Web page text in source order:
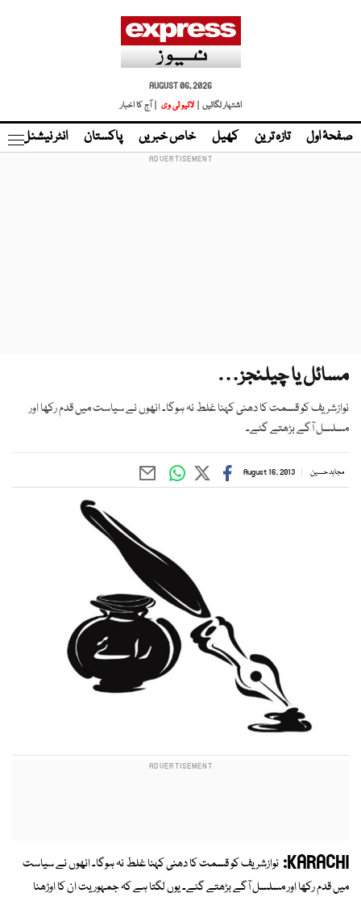
AUGUST 06, 2026
اشتہار لگائیں |
لائیو ٹی وی | آج کا اخبار
صفحۂ اول تازہ ترین کھیل خاص خبریں پاکستان انٹر نیشنل
مسائل یا چیلنجز…
نوازشریف کو قسمت کا دھنی کہنا غلط نہ ہوگا۔ انھوں نے سیاست میں قدم رکھا اور
مسلسل آگے بڑھتے گئے۔
مجاہد حسین August 16, 2013
KARACHI: نوازشریف کو قسمت کا دھنی کہنا غلط نہ ہوگا۔ انھوں نے سیاست
میں قدم رکھا اور مسلسل آگے بڑھتے گئے۔ یوں لگتا ہے کہ جمہوریت ان کا اوڑھنا